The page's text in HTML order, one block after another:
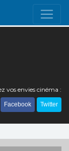
vos envies cinéma :
Facebook Twitter